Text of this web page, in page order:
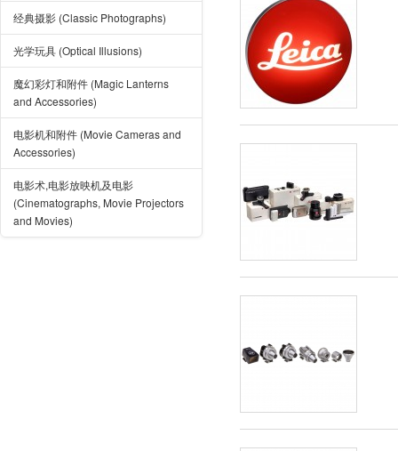
经典摄影 (Classic Photographs)
光学玩具 (Optical Illusions)
魔幻彩灯和附件 (Magic Lanterns
and Accessories)
电影机和附件 (Movie Cameras and
Accessories)
电影术,电影放映机及电影
(Cinematographs, Movie Projectors
and Movies)